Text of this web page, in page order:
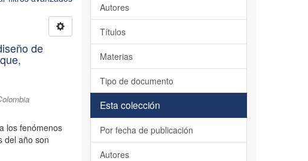
de
los fenómenos
del año son
Autores
Títulos
Materias
Tipo de documento
Esta colección
Por fecha de publicación
Autores